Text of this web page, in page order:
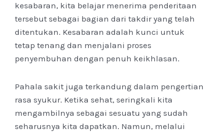
kesabaran, kita belajar menerima penderitaan
tersebut sebagai bagian dari takdir yang telah
ditentukan. Kesabaran adalah kunci untuk
tetap tenang dan menjalani proses
penyembuhan dengan penuh keikhlasan.
Pahala sakit juga terkandung dalam pengertian
rasa syukur. Ketika sehat, seringkali kita
mengambilnya sebagai sesuatu yang sudah
seharusnya kita dapatkan. Namun, melalui